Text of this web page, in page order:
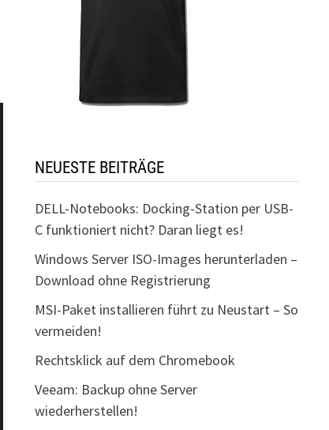
NEUESTE BEITRÄGE
DELL-Notebooks: Docking-Station per USB-
C funktioniert nicht? Daran liegt es!
Windows Server ISO-Images herunterladen –
Download ohne Registrierung
MSI-Paket installieren führt zu Neustart – So
vermeiden!
Rechtsklick auf dem Chromebook
Veeam: Backup ohne Server
wiederherstellen!